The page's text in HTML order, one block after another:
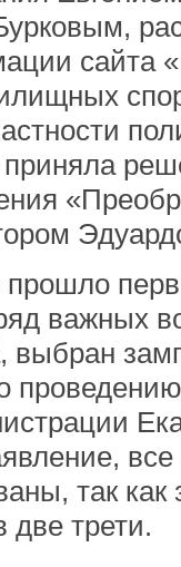
сайта
важных
выбран
так как
две трети.